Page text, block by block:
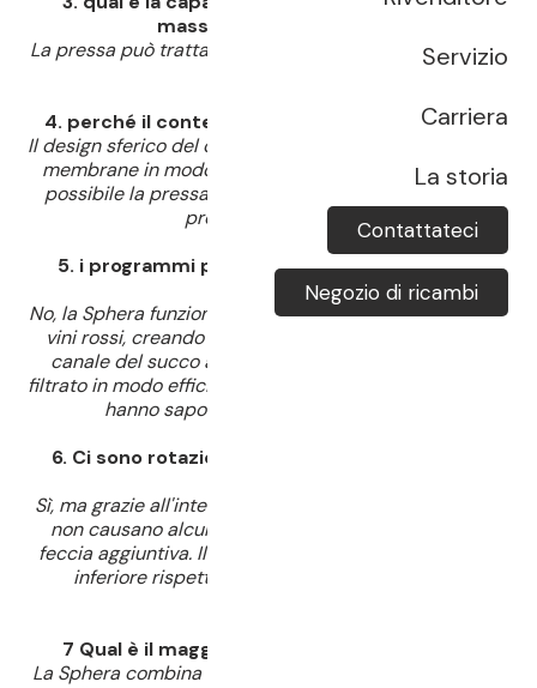
Servizio
Carriera
La storia
Contattateci
Negozio di ricambi
massima della SPHERA?
La pressa può trattare livelli di riempimento dal 10% al
4. perché il contenitore della pressa è sferico?
Il design sferico del contenitore consente di gonfiare le
membrane in modo uniforme a 360 gradi, rendendo
possibile la pressatura da tutte le direzioni con una
pressione inferiore.
5. i programmi per il vino rosso richiedono la
rotazione?
No, la Sphera funziona senza rotazione quando pressa i
vini rossi, creando un panetto di vinaccia intorno al
canale del succo attraverso il quale il succo viene
filtrato in modo efficiente. I vini giovani che ne risultano
hanno sapori molto precisi e varietali.
6. Ci sono rotazioni nella lavorazione delle uve
Sì, ma grazie all'interno liscio della pressa, le rotazioni
non causano alcun danno all'uva e quindi nessuna
feccia aggiuntiva. Il numero di rotazioni è molte volte
inferiore rispetto ai programmi di pressatura
7 Qual è il maggior vantaggio della SPHERA?
La Sphera combina i vantaggi di una pressa a cestello